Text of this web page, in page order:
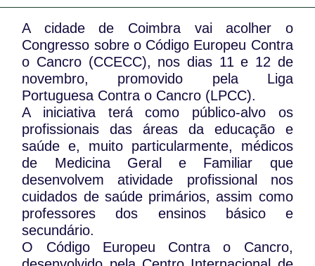
A cidade de Coimbra vai acolher o
Congresso sobre o Código Europeu Contra
o Cancro (CCECC), nos dias 11 e 12 de
novembro, promovido pela Liga
Portuguesa Contra o Cancro (LPCC).
A iniciativa terá como público-alvo os
profissionais das áreas da educação e
saúde e, muito particularmente, médicos
de Medicina Geral e Familiar que
desenvolvem atividade profissional nos
cuidados de saúde primários, assim como
professores dos ensinos básico e
secundário.
O Código Europeu Contra o Cancro,